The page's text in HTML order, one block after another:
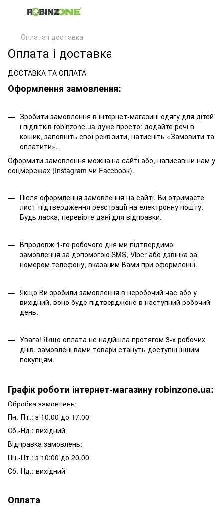
Оплата і доставка
Оплата і доставка
ДОСТАВКА ТА ОПЛАТА
Оформлення замовлення:
Зробити замовлення в інтернет-магазині одягу для дітей
і підлітків robinzone.ua дуже просто: додайте речі в
кошик, заповніть свої реквізити, натисніть «Замовити та
оплатити».
Оформити замовлення можна на сайті або, написавши нам у
соцмережах (Instagram чи Facebook).
Після оформлення замовлення на сайті, Ви отримаєте
лист-підтвердження реєстрації на електронну пошту.
Будь ласка, перевірте дані для відправки.
Впродовж 1-го робочого дня ми підтвердимо
замовлення за допомогою SMS, Viber або дзвінка за
номером телефону, вказаним Вами при оформленні.
Якщо Ви зробили замовлення в неробочий час або у
вихідний, воно буде підтверджено в наступний робочий
день.
Увага! Якщо оплата не надійшла протягом 3-х робочих
днів, замовлені вами товари стануть доступні іншим
покупцям.
Графік роботи інтернет-магазину robinzone.ua:
Обробка замовлень:
Пн.-Пт.: з 10.00 до 17.00
Сб.-Нд.: вихідний
Відправка замовлень:
Пн.-Пт.: з 10:00 до 20.00
Сб.-Нд.: вихідний
Оплата